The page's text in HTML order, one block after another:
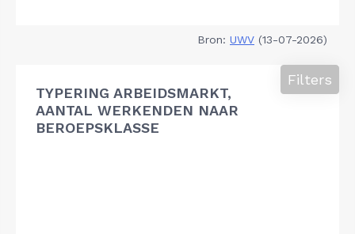
Bron: UWV (13-07-2026)
TYPERING ARBEIDSMARKT,
AANTAL WERKENDEN NAAR
BEROEPSKLASSE
Filters